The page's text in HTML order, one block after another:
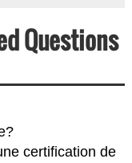
Questions
certification de